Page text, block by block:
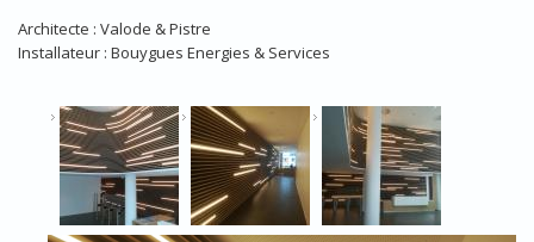
Architecte : Valode & Pistre
Installateur : Bouygues Energies & Services